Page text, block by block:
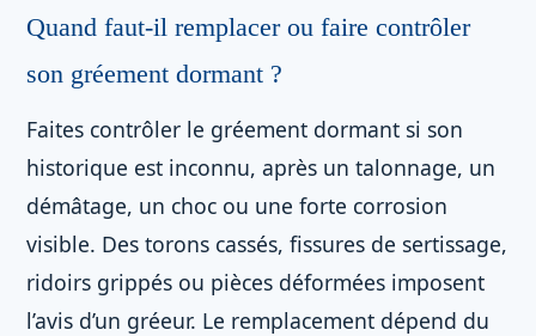
Quand faut-il remplacer ou faire contrôler
son gréement dormant ?
Faites contrôler le gréement dormant si son
historique est inconnu, après un talonnage, un
démâtage, un choc ou une forte corrosion
visible. Des torons cassés, fissures de sertissage,
ridoirs grippés ou pièces déformées imposent
l’avis d’un gréeur. Le remplacement dépend du